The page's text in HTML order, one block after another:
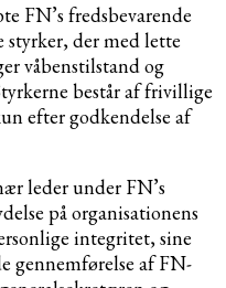
FN’s fredsbevarende
der med lette
våbenstilstand og
består af frivillige
efter godkendelse af
leder under FN’s
på organisationens
integritet, sine
gennemførelse af FN-